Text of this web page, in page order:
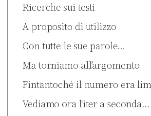
Ricerche sui testi
A proposito di utilizzo
Con tutte le sue parole…
Ma torniamo all’argomento
Fintantoché il numero era
Vediamo ora l'iter a seconda…